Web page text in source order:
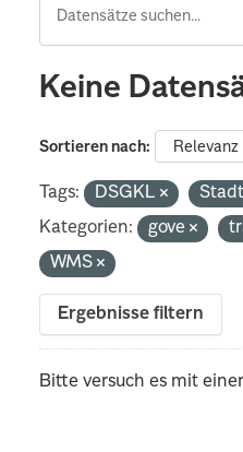
Keine
Sortieren nach
Tags: DSGKL
Kategorien:
gove
WMS
Ergebnisse filtern
Bitte versuch es mit